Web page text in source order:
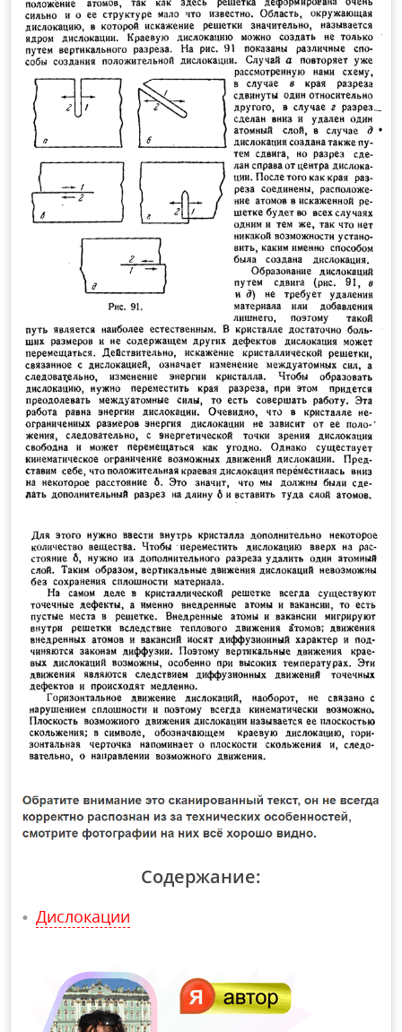
Содержание:
Дислокации